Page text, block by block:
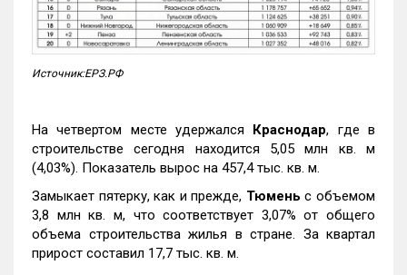
Источник:ЕРЗ.РФ
На четвертом месте удержался Краснодар, где в
строительстве сегодня находится 5,05 млн кв. м
(4,03%). Показатель вырос на 457,4 тыс. кв. м.
Замыкает пятерку, как и прежде, Тюмень с объемом
3,8 млн кв. м, что соответствует 3,07% от общего
объема строительства жилья в стране. За квартал
прирост составил 17,7 тыс. кв. м.